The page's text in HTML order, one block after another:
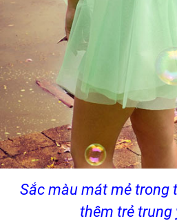
Sắc màu mát mẻ trong
thêm trẻ trung